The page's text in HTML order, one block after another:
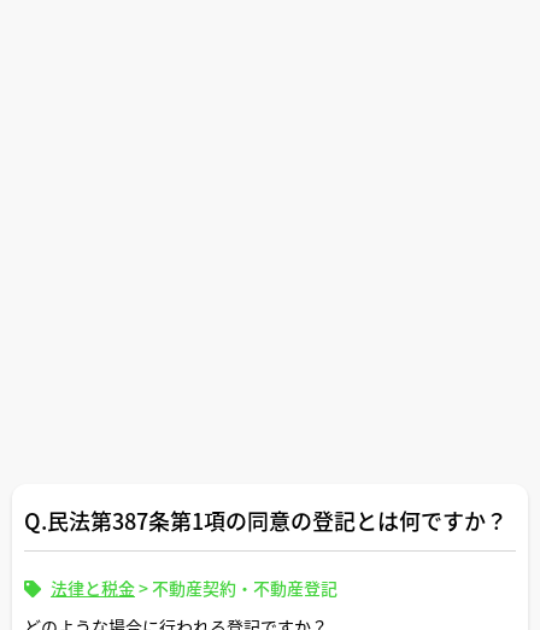
Q.民法第387条第1項の同意の登記とは何ですか？
法律と税金>不動産契約・不動産登記